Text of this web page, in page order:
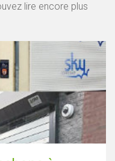
lire encore plus